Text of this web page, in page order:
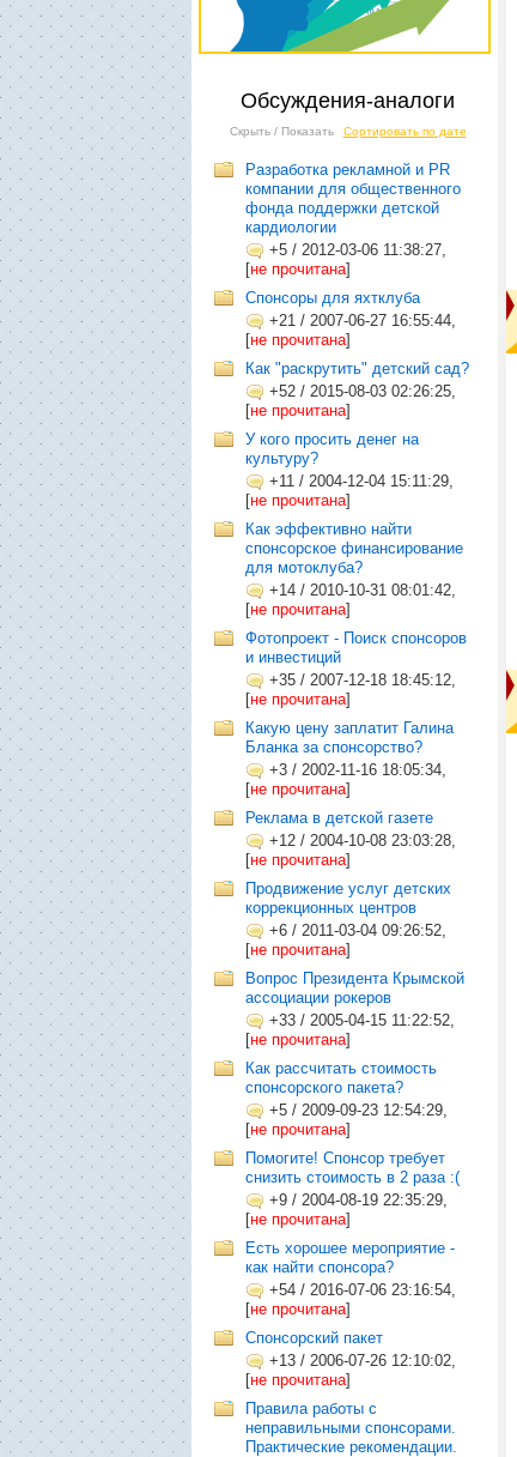
Обсуждения-аналоги
Скрыть / Показать Сортировать по дате
Разработка рекламной и PR
компании для общественного
фонда поддержки детской
кардиологии
+5 / 2012-03-06 11:38:27,
[не прочитана]
Cпонсоры для яхтклуба
+21 / 2007-06-27 16:55:44,
[не прочитана]
Как "раскрутить" детский сад?
+52 / 2015-08-03 02:26:25,
[не прочитана]
У кого просить денег на
культуру?
+11 / 2004-12-04 15:11:29,
[не прочитана]
Как эффективно найти
спонсорское финансирование
для мотоклуба?
+14 / 2010-10-31 08:01:42,
[не прочитана]
Фотопроект - Поиск спонсоров
и инвестиций
+35 / 2007-12-18 18:45:12,
[не прочитана]
Какую цену заплатит Галина
Бланка за спонсорство?
+3 / 2002-11-16 18:05:34,
[не прочитана]
Реклама в детской газете
+12 / 2004-10-08 23:03:28,
[не прочитана]
Продвижение услуг детских
коррекционных центров
+6 / 2011-03-04 09:26:52,
[не прочитана]
Вопрос Президента Крымской
ассоциации рокеров
+33 / 2005-04-15 11:22:52,
[не прочитана]
Как рассчитать стоимость
спонсорского пакета?
+5 / 2009-09-23 12:54:29,
[не прочитана]
Помогите! Спонсор требует
снизить стоимость в 2 раза :(
+9 / 2004-08-19 22:35:29,
[не прочитана]
Есть хорошее мероприятие -
как найти спонсора?
+54 / 2016-07-06 23:16:54,
[не прочитана]
Спонсорский пакет
+13 / 2006-07-26 12:10:02,
[не прочитана]
Правила работы с
неправильными спонсорами.
Практические рекомендации.